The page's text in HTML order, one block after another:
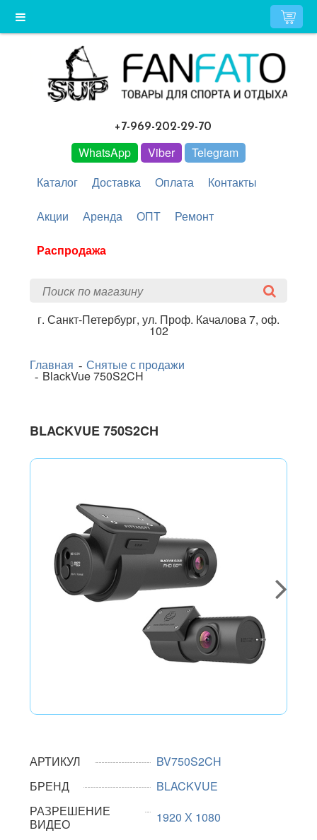
+7-969-202-29-70
WhatsApp Viber
Telegram
Каталог
Доставка Оплата Контакты
Акции Аренда ОПТ Ремонт
Распродажа
г. Санкт-Петербург, ул. Проф. Качалова 7, оф.
102
Главная Снятые с продажи
BlackVue 750S2CH
BLACKVUE 750S2CH
АРТИКУЛ
BV750S2CH
БРЕНД
BLACKVUE
РАЗРЕШЕНИЕ
ВИДЕО
1920 Х 1080